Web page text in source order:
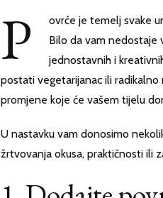
P
ovrće je temelj svake
Bilo da vam nedostaje
jednostavnih i
postati vegetarijanac ili
promjene koje će vašem tijelu
U nastavku vam donosimo
žrtvovanja okusa, praktičnosti ili